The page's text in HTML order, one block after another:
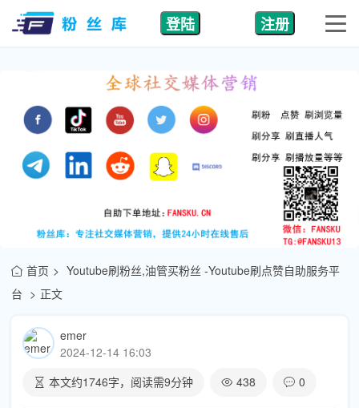
登陆 注册
首页
Youtube刷粉丝,油管买粉丝 -Youtube刷点赞自助服务平
台
正文
emer
2024-12-14 16:03
本文约1746字，阅读需9分钟 438 0